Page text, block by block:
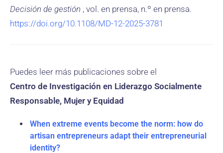
Decisión de gestión , vol. en prensa, n.º en prensa.
https://doi.org/10.1108/MD-12-2025-3781
Puedes leer más publicaciones sobre el
Centro de Investigación en Liderazgo Socialmente
Responsable, Mujer y Equidad
When extreme events become the norm: how do
artisan entrepreneurs adapt their entrepreneurial
identity?